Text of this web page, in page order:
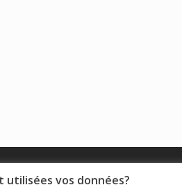
Navarre |Mentions légales
utilisées vos données?